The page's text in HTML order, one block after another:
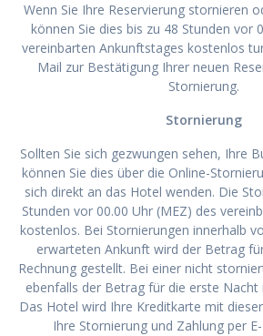
Wenn Sie Ihre Reservierung stornieren
können Sie dies bis zu 48 Stunden vor
vereinbarten Ankunftstages kostenlos
Mail zur Bestätigung Ihrer neuen
Stornierung.
Stornierung
Sollten Sie sich gezwungen sehen, Ihre
können Sie dies über die Online-
sich direkt an das Hotel wenden. Die
Stunden vor 00.00 Uhr (MEZ) des
kostenlos. Bei Stornierungen innerhalb
erwarteten Ankunft wird der Betrag
Rechnung gestellt. Bei einer nicht
ebenfalls der Betrag für die erste Nacht
Das Hotel wird Ihre Kreditkarte mit
Ihre Stornierung und Zahlung per